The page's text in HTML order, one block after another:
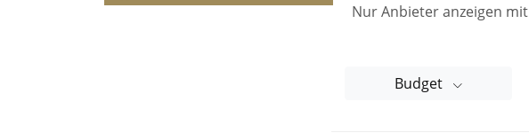
Nur Anbieter anzeigen mit
Budget